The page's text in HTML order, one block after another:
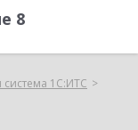
8
1С:ИТС